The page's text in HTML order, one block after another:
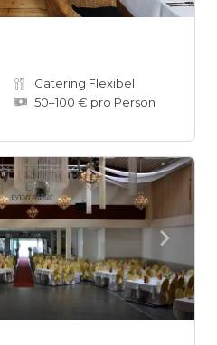
Catering Flexibel
50–100 € pro Person